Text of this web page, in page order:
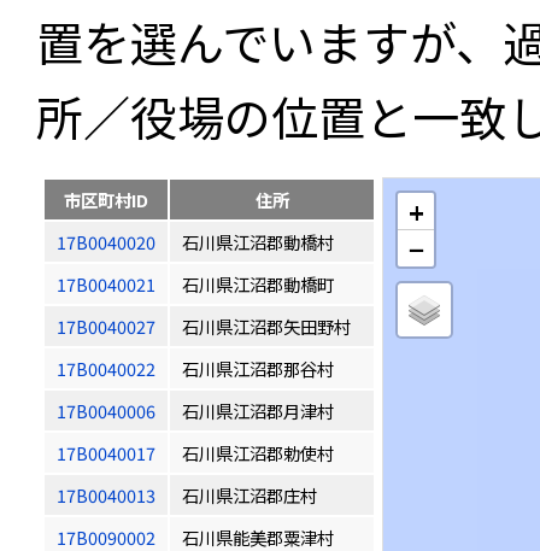
置を選んでいますが、
所／役場の位置と一致
市区町村ID
住所
17B0040020
石川県江沼郡動橋村
17B0040021
石川県江沼郡動橋町
17B0040027
石川県江沼郡矢田野村
17B0040022
石川県江沼郡那谷村
17B0040006
石川県江沼郡月津村
17B0040017
石川県江沼郡勅使村
17B0040013
石川県江沼郡庄村
17B0090002
石川県能美郡粟津村
+
−